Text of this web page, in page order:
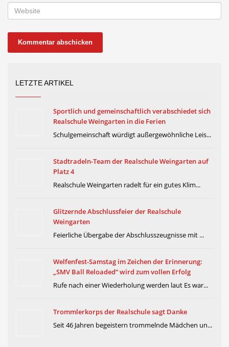
LETZTE ARTIKEL
Sportlich und gemeinschaftlich verabschiedet sich
Realschule Weingarten in die Ferien
Schulgemeinschaft würdigt außergewöhnliche Leis...
Stadtradeln-Team der Realschule Weingarten auf
Platz 4
Realschule Weingarten radelt für ein gutes Klim...
Glitzernde Abschlussfeier der Realschule
Weingarten
Feierliche Übergabe der Abschlusszeugnisse mit ...
Welfenfest-Samstag im Zeichen der Erinnerung:
„SMV Ball Reloaded“ wird zum vollen Erfolg
Rufe nach einer Wiederholung werden laut Es war...
Trommlerkorps der Realschule sagt Danke
Seit 46 Jahren begeistern trommelnde Mädchen un...